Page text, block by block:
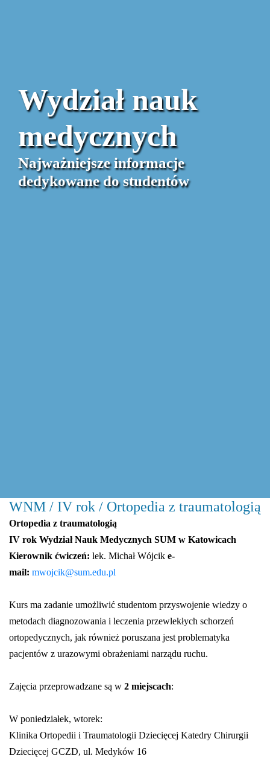
Wydział nauk
medycznych
Najważniejsze informacje
dedykowane do studentów
WNM / IV rok / Ortopedia z traumatologią
Ortopedia z traumatologią
IV rok Wydział Nauk Medycznych SUM w Katowicach
Kierownik ćwiczeń: lek. Michał Wójcik e-
mail: mwojcik@sum.edu.pl
Kurs ma zadanie umożliwić studentom przyswojenie wiedzy o
metodach diagnozowania i leczenia przewlekłych schorzeń
ortopedycznych, jak również poruszana jest problematyka
pacjentów z urazowymi obrażeniami narządu ruchu.
Zajęcia przeprowadzane są w 2 miejscach:
W poniedziałek, wtorek:
Klinika Ortopedii i Traumatologii Dziecięcej Katedry Chirurgii
Dziecięcej GCZD, ul. Medyków 16